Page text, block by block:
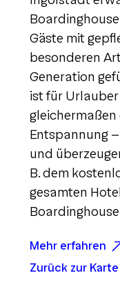
Gäste mit
besonderen
Generation
ist für
gleichermaßen
Entspannung
und
B. dem
gesamten
Mehr erfahren
Zurück zur Karte